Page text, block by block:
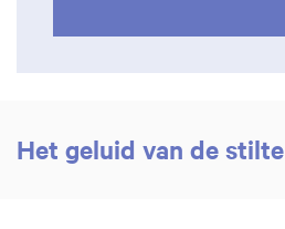
Het geluid van de stilte